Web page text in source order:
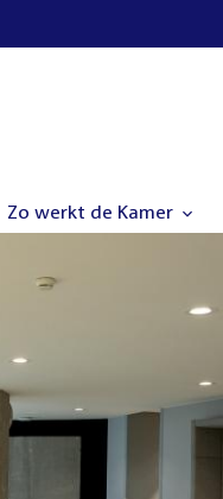
Zo werkt de Kamer